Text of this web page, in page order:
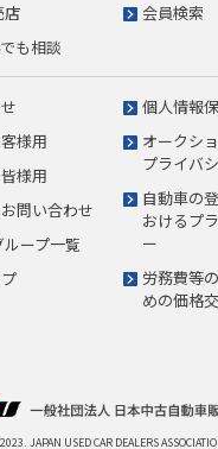
店
会員検索
も相談
様用
様用
問い合わせ
ープ一覧
個人情報
オークシ
プライバ
自動車の
おけるプ
ー
労務費等
めの価格
JAPAN USED CAR DEALERS